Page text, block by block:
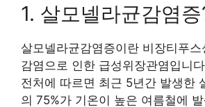
1. 살모넬라균감염증
살모넬라균감염증이란 비장티푸스
감염으로 인한 급성위장관염입니
전처에 따르면 최근 5년간 발생한
의 75%가 기온이 높은 여름철에